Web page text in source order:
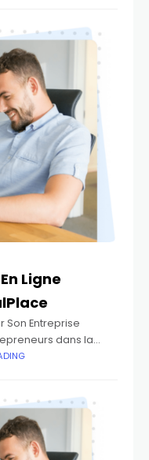
Ligne
Son Entreprise
dans la
grâce à des